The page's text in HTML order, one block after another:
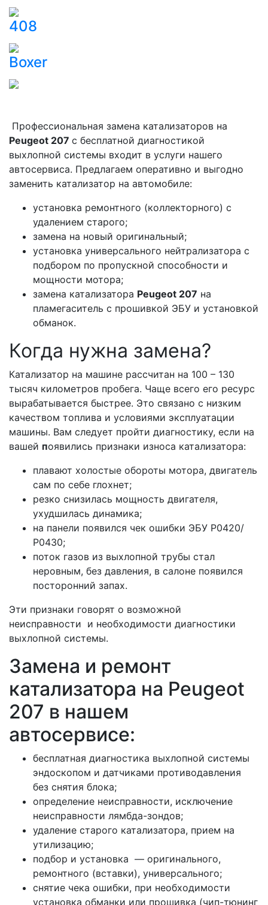
408
Boxer
Профессиональная замена катализаторов на
Peugeot 207 с бесплатной диагностикой
выхлопной системы входит в услуги нашего
автосервиса. Предлагаем оперативно и выгодно
заменить катализатор на автомобиле:
установка ремонтного (коллекторного) с
удалением старого;
замена на новый оригинальный;
установка универсального нейтрализатора с
подбором по пропускной способности и
мощности мотора;
замена катализатора Peugeot 207 на
пламегаситель с прошивкой ЭБУ и установкой
обманок.
Когда нужна замена?
Катализатор на машине рассчитан на 100 – 130
тысяч километров пробега. Чаще всего его ресурс
вырабатывается быстрее. Это связано с низким
качеством топлива и условиями эксплуатации
машины. Вам следует пройти диагностику, если на
вашей появились признаки износа катализатора:
плавают холостые обороты мотора, двигатель
сам по себе глохнет;
резко снизилась мощность двигателя,
ухудшилась динамика;
на панели появился чек ошибки ЭБУ Р0420/
Р0430;
поток газов из выхлопной трубы стал
неровным, без давления, в салоне появился
посторонний запах.
Эти признаки говорят о возможной
неисправности и необходимости диагностики
выхлопной системы.
Замена и ремонт
катализатора на Peugeot
207 в нашем
автосервисе:
бесплатная диагностика выхлопной системы
эндоскопом и датчиками противодавления
без снятия блока;
определение неисправности, исключение
неисправности лямбда-зондов;
удаление старого катализатора, прием на
утилизацию;
подбор и установка — оригинального,
ремонтного (вставки), универсального;
снятие чека ошибки, при необходимости
установка обманки или прошивка (чип-тюнинг